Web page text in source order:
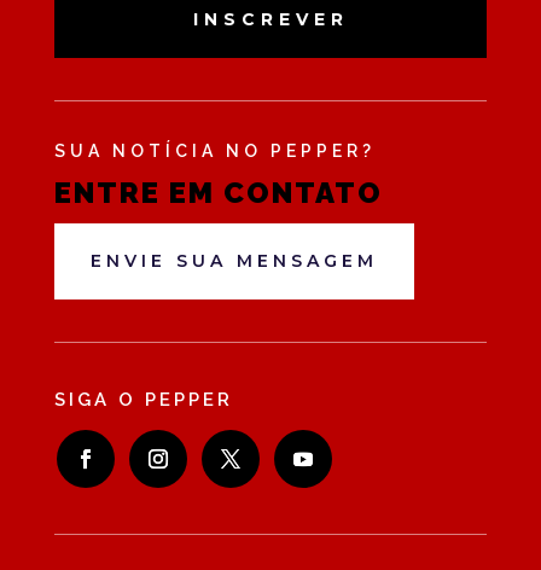
INSCREVER
SUA NOTÍCIA NO PEPPER?
ENTRE EM CONTATO
ENVIE SUA MENSAGEM
SIGA O PEPPER